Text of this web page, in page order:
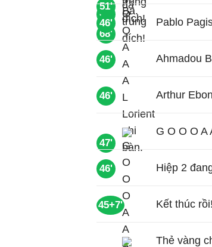
68'
68'
51'
47'
46' Pablo
46' Ahmadou
46' Arthur
G O O O A
46' Hiệp 2
45+7' Kết thúc
Thẻ vàng